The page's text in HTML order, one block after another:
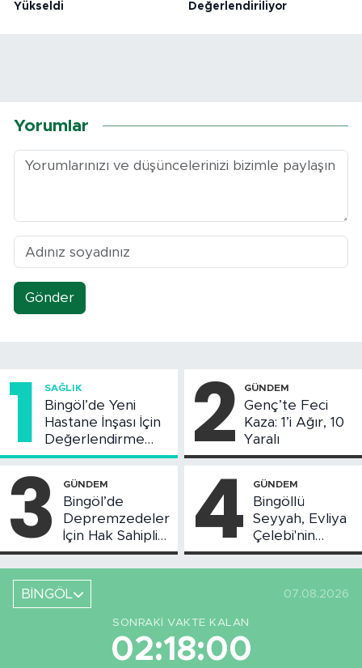
Yükseldi
Değerlendiriliyor
Yorumlar
Gönder
1 SAĞLIK
Bingöl’de Yeni
Hastane İnşası İçin
Değerlendirme
Toplantısı Yapıldı
2 GÜNDEM
Genç’te Feci
Kaza: 1’i Ağır, 10
Yaralı
3 GÜNDEM
Bingöl’de
Depremzedeler
İçin Hak Sahipliği
Askı Süreci
Başladı
4 GÜNDEM
Bingöllü
Seyyah, Evliya
Çelebi'nin
Bahsettiği
Bingöl'deki O
BİNGÖL 07.08.2026
SONRAKI VAKTE KALAN
02:18:00